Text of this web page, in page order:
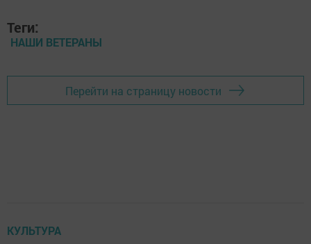
Теги:
НАШИ ВЕТЕРАНЫ
Перейти на страницу новости
КУЛЬТУРА